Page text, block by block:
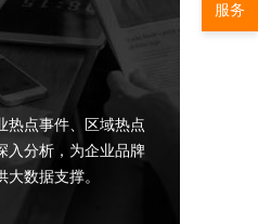
热点事件、区域热点
入分析，为企业品牌
数据支撑。
服务